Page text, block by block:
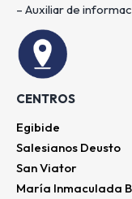
– Auxiliar de
CENTROS
Egibide
Salesianos Deusto
San Viator
María Inmaculada